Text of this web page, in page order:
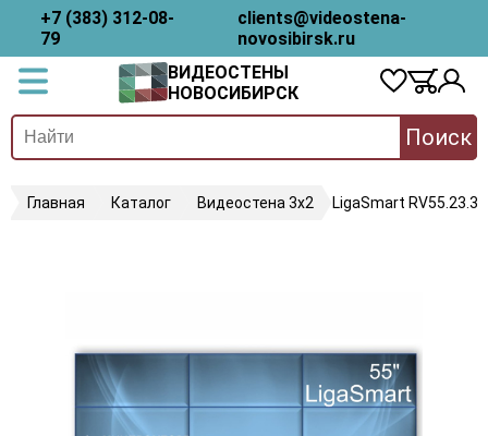
+7 (383) 312-08-
79
clients@videostena-
novosibirsk.ru
ВИДЕОСТЕНЫ
НОВОСИБИРСК
Поиск
Главная Каталог Видеостена 3х2 LigaSmart